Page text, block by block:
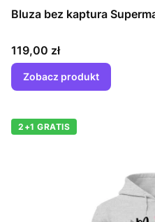
Bluza bez kaptura
Cena
119,00 zł
Zobacz produkt
2+1 GRATIS